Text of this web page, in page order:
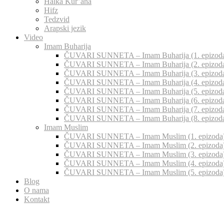
Hifz
Tedzvid
Arapski jezik
Video
Imam Buharija
ČUVARI SUNNETA – Imam Buharija (1.
ČUVARI SUNNETA – Imam Buharija (2.
ČUVARI SUNNETA – Imam Buharija (3.
ČUVARI SUNNETA – Imam Buharija (4.
ČUVARI SUNNETA – Imam Buharija (5.
ČUVARI SUNNETA – Imam Buharija (6.
ČUVARI SUNNETA – Imam Buharija (7.
ČUVARI SUNNETA – Imam Buharija (8.
Imam Muslim
ČUVARI SUNNETA – Imam Muslim (1.
ČUVARI SUNNETA – Imam Muslim (2.
ČUVARI SUNNETA – Imam Muslim (3.
ČUVARI SUNNETA – Imam Muslim (4.
ČUVARI SUNNETA – Imam Muslim (5.
Blog
O nama
Kontakt